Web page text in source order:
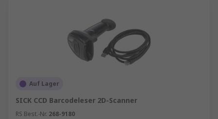
Auf Lager
SICK CCD Barcodeleser 2D-Scanner
RS Best.-Nr. 268-9180